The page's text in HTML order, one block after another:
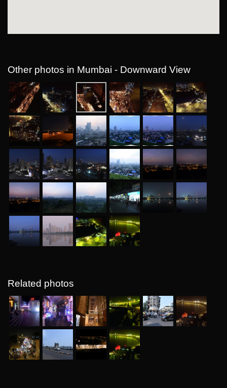
Other photos in Mumbai - Downward View
Related photos